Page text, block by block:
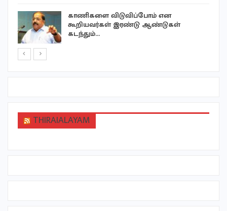
காணிகளை விடுவிப்போம் என
கூறியவர்கள் இரண்டு ஆண்டுகள்
கடந்தும்…
THIRAIALAYAM